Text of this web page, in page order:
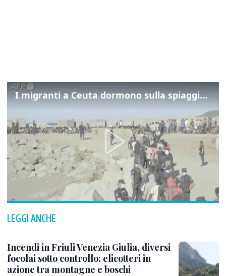
I migranti a Ceuta dormono sulla spiaggia: "Vogliamo entrare in Europa"
LEGGI ANCHE
Incendi in Friuli Venezia Giulia, diversi
focolai sotto controllo: elicotteri in
azione tra montagne e boschi